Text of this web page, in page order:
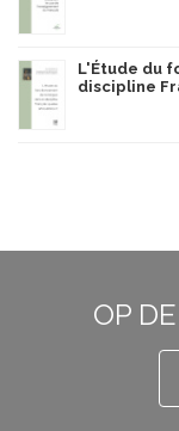
L'Étude du
discipline
OP